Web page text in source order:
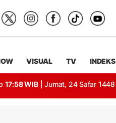
VISUAL TV INDEKS
17:58 WIB | Jumat, 24 Safar 1448